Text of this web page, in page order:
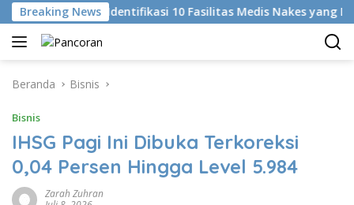
Langsung
ke
konten
Breaking News
KKI Identifikasi 10 Fasilitas Medis Nakes yang Diduga
Beranda Bisnis
Bisnis
IHSG Pagi Ini Dibuka Terkoreksi
0,04 Persen Hingga Level 5.984
Zarah Zuhran